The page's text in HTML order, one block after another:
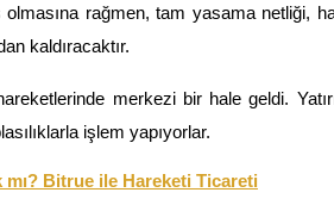
rağmen, tam yasama netliği,
kaldıracaktır.
merkezi bir hale geldi.
işlem yapıyorlar.
mı? Bitrue ile Hareketi Ticareti